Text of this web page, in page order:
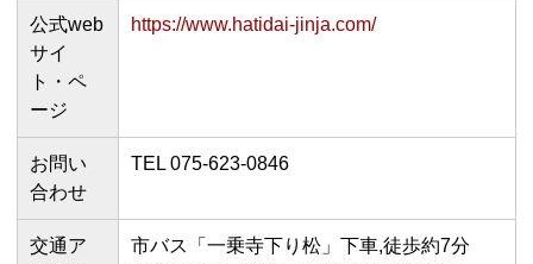
公式web
サイ
ト・ペ
ージ
https://www.hatidai-jinja.com/
お問い
合わせ
TEL 075-623-0846
交通ア
市バス「一乗寺下り松」下車,徒歩約7分